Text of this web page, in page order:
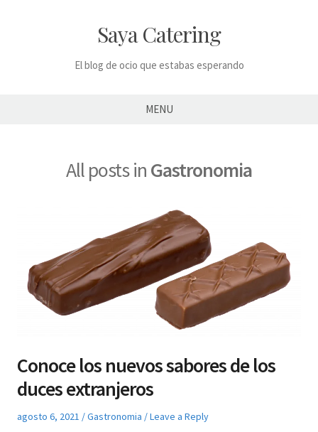
Saya Catering
El blog de ocio que estabas esperando
MENU
All posts inGastronomia
Conoce los nuevos sabores de los
duces extranjeros
Posted
agosto 6, 2021
Posted
Gastronomia Leave a Reply